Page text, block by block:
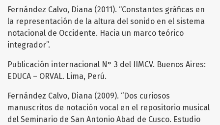
Fernández Calvo, Diana (2011). “Constantes gráficas en
la representación de la altura del sonido en el sistema
notacional de Occidente. Hacia un marco teórico
integrador”.
Publicación internacional N° 3 del IIMCV. Buenos Aires:
EDUCA – ORVAL. Lima, Perú.
Fernández Calvo, Diana (2009). “Dos curiosos
manuscritos de notación vocal en el repositorio musical
del Seminario de San Antonio Abad de Cusco. Estudio